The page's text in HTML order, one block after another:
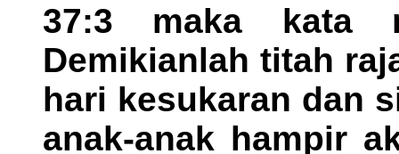
37:3 maka kata
Demikianlah titah
hari kesukaran dan
anak-anak hampir